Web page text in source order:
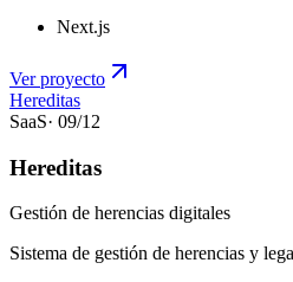
Next.js
Ver proyecto
Hereditas
SaaS· 09/12
Hereditas
Gestión de herencias digitales
Sistema de gestión de herencias y